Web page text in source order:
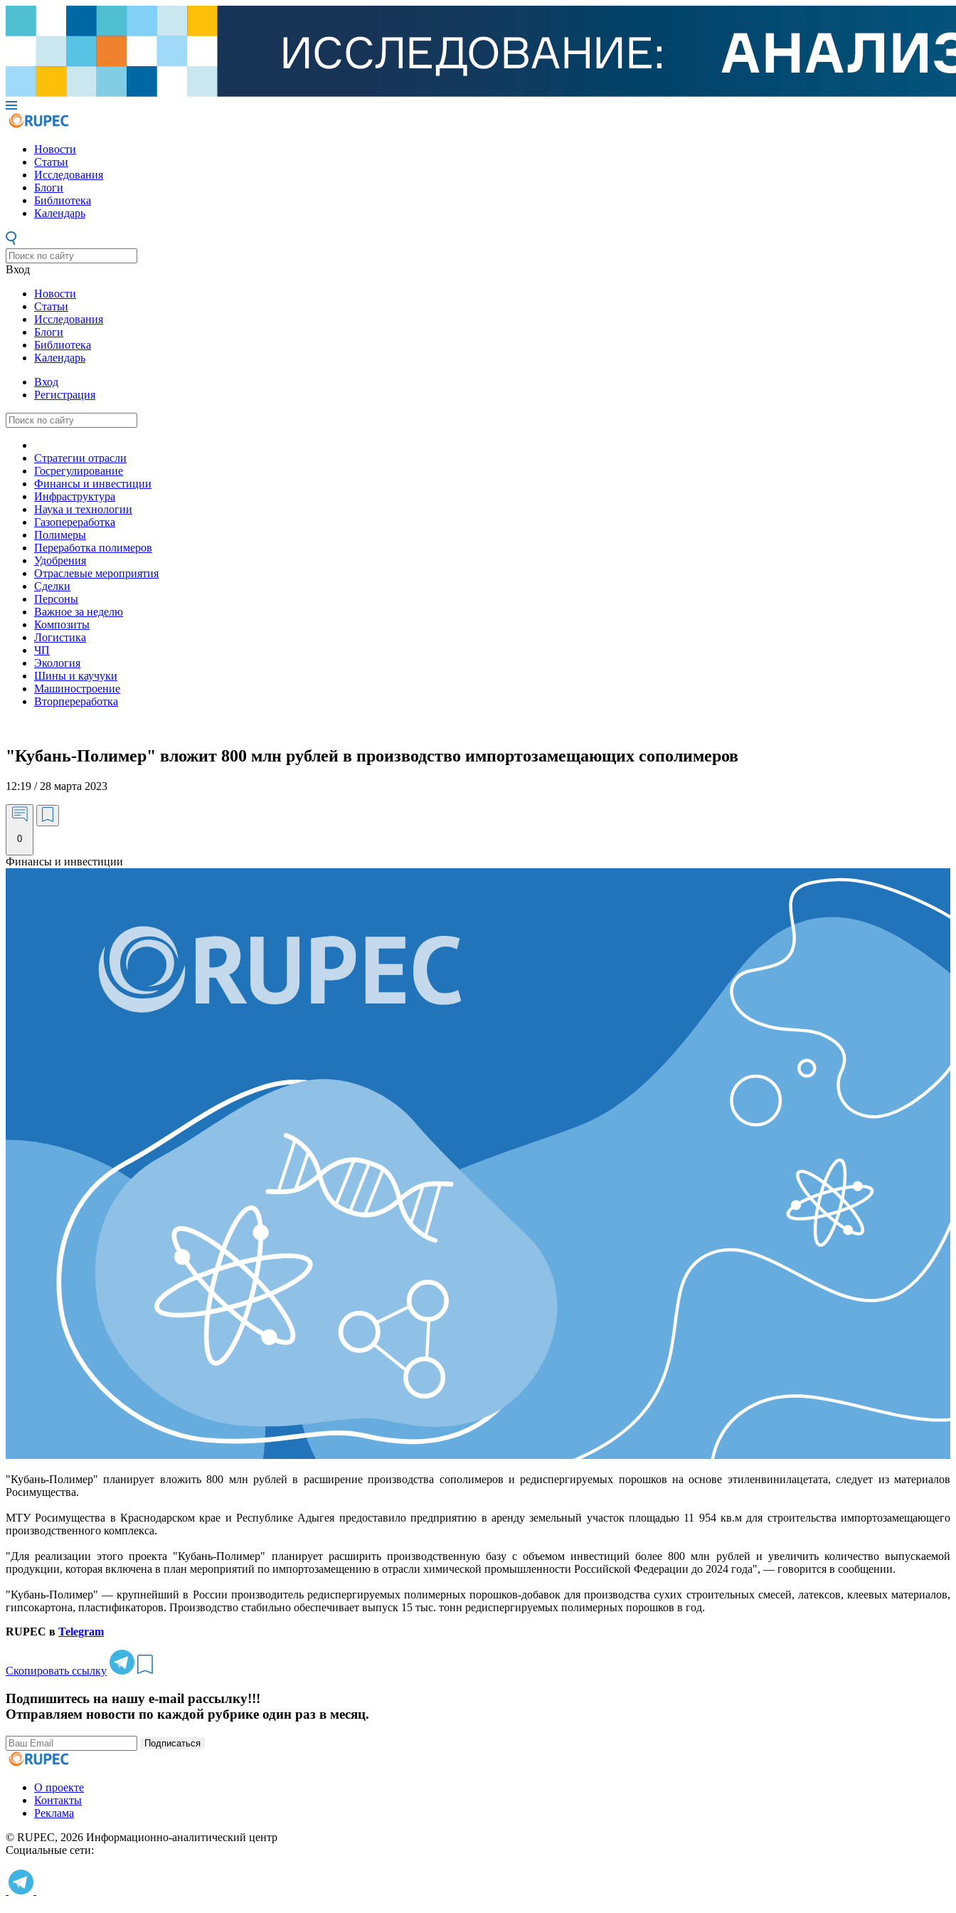
Новости
Статьи
Исследования
Блоги
Библиотека
Календарь
Вход
Новости
Статьи
Исследования
Блоги
Библиотека
Календарь
Вход
Регистрация
Стратегии отрасли
Госрегулирование
Финансы и инвестиции
Инфраструктура
Наука и технологии
Газопереработка
Полимеры
Переработка полимеров
Удобрения
Отраслевые мероприятия
Сделки
Персоны
Важное за неделю
Композиты
Логистика
ЧП
Экология
Шины и каучуки
Машиностроение
Вторпереработка
"Кубань-Полимер" вложит 800 млн рублей в производство импортозамещающих сополимеров
12:19 / 28 марта 2023
0
"Кубань-Полимер" планирует вложить 800 млн рублей в расширение производства сополимеров и редиспергируемых порошков на основе этиленвинилацетата, следует из материалов
Росимущества.
МТУ Росимущества в Краснодарском крае и Республике Адыгея предоставило предприятию в аренду земельный участок площадью 11 954 кв.м для строительства импортозамещающего
производственного комплекса.
"Для реализации этого проекта "Кубань-Полимер" планирует расширить производственную базу с объемом инвестиций более 800 млн рублей и увеличить количество выпускаемой
продукции, которая включена в план мероприятий по импортозамещению в отрасли химической промышленности Российской Федерации до 2024 года", — говорится в сообщении.
"Кубань-Полимер" — крупнейший в России производитель редиспергируемых полимерных порошков-добавок для производства сухих строительных смесей, латексов, клеевых материалов,
гипсокартона, пластификаторов. Производство стабильно обеспечивает выпуск 15 тыс. тонн редиспергируемых полимерных порошков в год.
RUPEC в Telegram
Скопировать ссылку
Подпишитесь на нашу e-mail рассылку!!!
Отправляем новости по каждой рубрике один раз в месяц.
Подписаться
О проекте
Контакты
Реклама
© RUPEC, 2026 Информационно-аналитический центр
Социальные сети: